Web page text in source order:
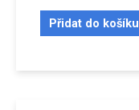
Přidat do košíku